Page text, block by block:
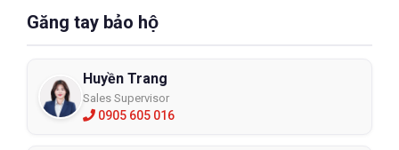
Găng tay bảo hộ
Huyền Trang
Sales Supervisor
0905 605 016